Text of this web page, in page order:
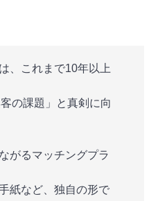
、これまで10年以上
の課題」と真剣に向
がるマッチングプラ
紙など、独自の形で